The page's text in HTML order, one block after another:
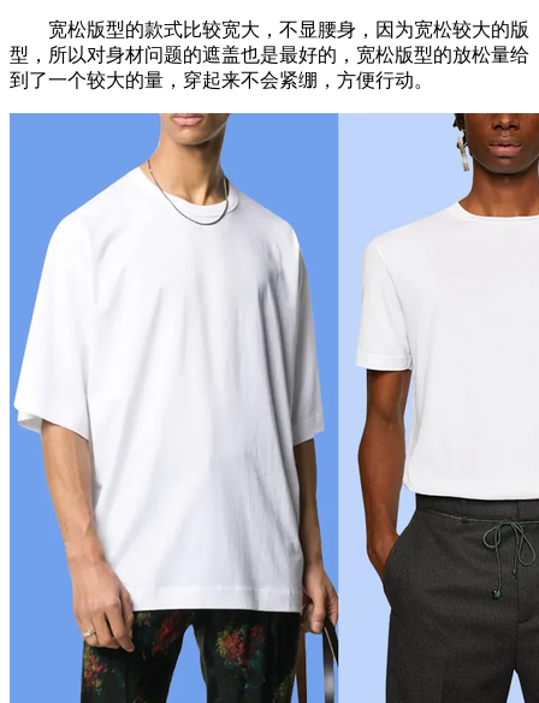
宽松版型的款式比较宽大，不显腰身，因为宽松较大的版
型，所以对身材问题的遮盖也是最好的，宽松版型的放松量给
到了一个较大的量，穿起来不会紧绷，方便行动。